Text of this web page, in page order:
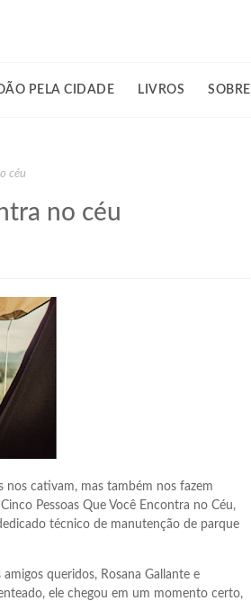
PELA CIDADE LIVROS SOBRE
céu
no céu
cativam, mas também nos fazem
Pessoas Que Você Encontra no Céu,
técnico de manutenção de parque
queridos, Rosana Gallante e
ele chegou em um momento certo,